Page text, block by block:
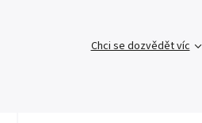
Chci se dozvědět víc